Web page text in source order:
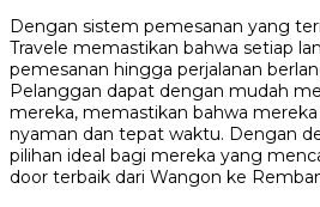
Dengan sistem pemesanan yang
Travele memastikan bahwa setiap
pemesanan hingga perjalanan
Pelanggan dapat dengan mudah
mereka, memastikan bahwa
nyaman dan tepat waktu. Dengan
pilihan ideal bagi mereka yang
door terbaik dari Wangon ke